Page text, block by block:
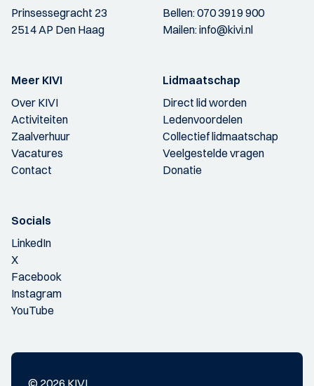
Prinsessegracht 23
2514 AP Den Haag
Bellen:070 3919 900
Mailen:info@kivi.nl
Meer KIVI
Over KIVI
Activiteiten
Zaalverhuur
Vacatures
Contact
Lidmaatschap
Direct lid worden
Ledenvoordelen
Collectief lidmaatschap
Veelgestelde vragen
Donatie
Socials
LinkedIn
X
Facebook
Instagram
YouTube